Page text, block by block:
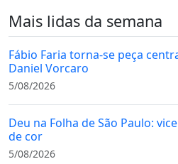
Mais lidas da semana
Fábio Faria torna-se peça
Daniel Vorcaro
5/08/2026
Deu na Folha de São Paulo:
de cor
5/08/2026